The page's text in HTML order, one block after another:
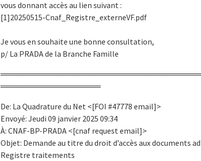
vous donnant accès au lien suivant :
[1]20250515-Cnaf_Registre_externeVF.pdf
Je vous en souhaite une bonne consultation,
p/ La PRADA de la Branche Famille
══════════════════
De: La Quadrature du Net <[FOI #47778 email]>
Envoyé: Jeudi 09 janvier 2025 09:34
À: CNAF-BP-PRADA <[cnaf request email]>
Objet: Demande au titre du droit d’accès aux documents
Registre traitements